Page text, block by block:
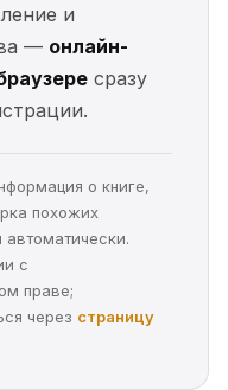
и
— онлайн-
сразу
о книге,
похожих
автоматически.
с
праве;
через страницу